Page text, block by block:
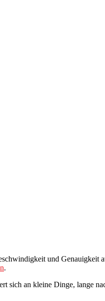
und Genauigkeit
.
an kleine Dinge, lange